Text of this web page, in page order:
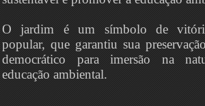
O jardim é um símbolo de
popular, que garantiu sua
democrático para imersão na
educação ambiental.